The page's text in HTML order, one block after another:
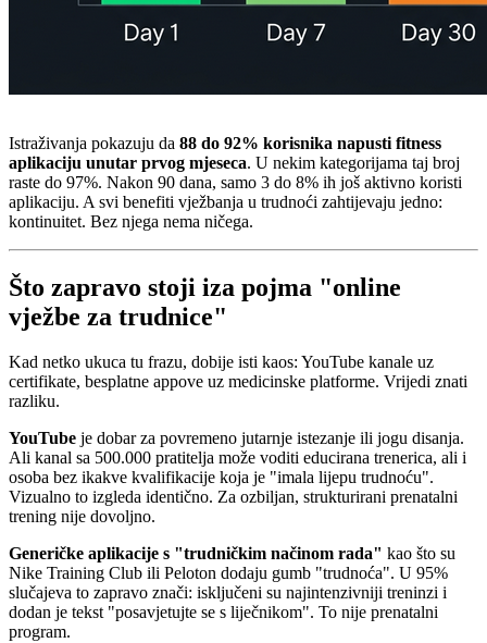
Istraživanja pokazuju da 88 do 92% korisnika napusti fitness
aplikaciju unutar prvog mjeseca. U nekim kategorijama taj broj
raste do 97%. Nakon 90 dana, samo 3 do 8% ih još aktivno koristi
aplikaciju. A svi benefiti vježbanja u trudnoći zahtijevaju jedno:
kontinuitet. Bez njega nema ničega.
Što zapravo stoji iza pojma "online
vježbe za trudnice"
Kad netko ukuca tu frazu, dobije isti kaos: YouTube kanale uz
certifikate, besplatne appove uz medicinske platforme. Vrijedi znati
razliku.
YouTube je dobar za povremeno jutarnje istezanje ili jogu disanja.
Ali kanal sa 500.000 pratitelja može voditi educirana trenerica, ali i
osoba bez ikakve kvalifikacije koja je "imala lijepu trudnoću".
Vizualno to izgleda identično. Za ozbiljan, strukturirani prenatalni
trening nije dovoljno.
Generičke aplikacije s "trudničkim načinom rada" kao što su
Nike Training Club ili Peloton dodaju gumb "trudnoća". U 95%
slučajeva to zapravo znači: isključeni su najintenzivniji treninzi i
dodan je tekst "posavjetujte se s liječnikom". To nije prenatalni
program.